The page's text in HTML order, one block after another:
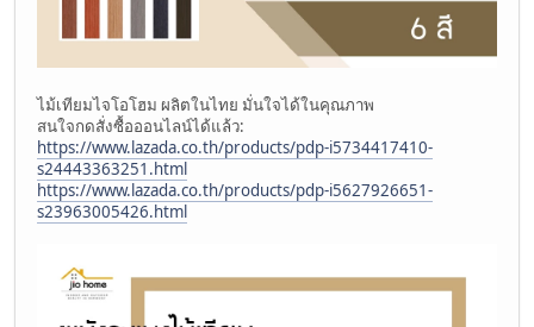
ไม้เทียมไจโอโฮม ผลิตในไทย มั่นใจได้ในคุณภาพ
สนใจกดสั่งซื้อออนไลน์ได้แล้ว:
https://www.lazada.co.th/products/pdp-i5734417410-
s24443363251.html
https://www.lazada.co.th/products/pdp-i5627926651-
s23963005426.html